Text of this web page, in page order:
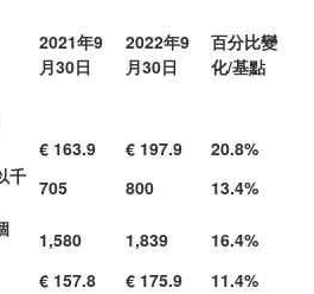
2021年9
月30日
2022年9
月30日
百分比變
化/基點
€ 163.9 € 197.9
20.8%
千 705 800
13.4%
1,580 1,839
16.4%
€ 157.8 € 175.9
11.4%